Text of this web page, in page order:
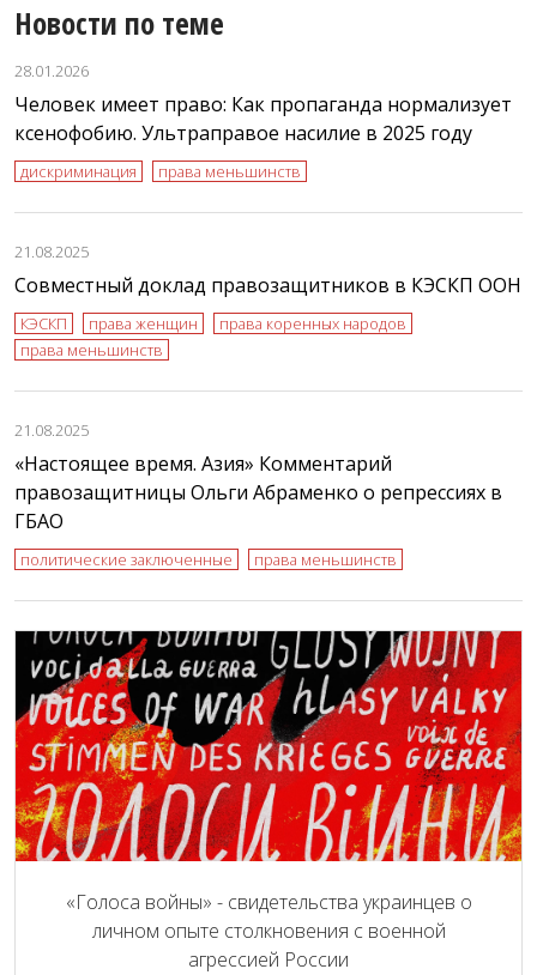
Новости по теме
28.01.2026
Человек имеет право: Как пропаганда нормализует
ксенофобию. Ультраправое насилие в 2025 году
дискриминация права меньшинств
21.08.2025
Совместный доклад правозащитников в КЭСКП ООН
КЭСКП права женщин
права коренных народов
права меньшинств
21.08.2025
«Настоящее время. Азия» Комментарий
правозащитницы Ольги Абраменко о репрессиях в
ГБАО
политические заключенные права меньшинств
«Голоса войны» - свидетельства украинцев о
личном опыте столкновения с военной
агрессией России